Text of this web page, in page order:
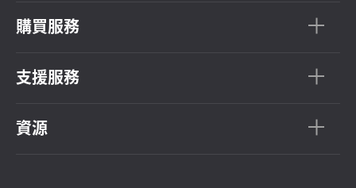
購買服務
支援服務
資源